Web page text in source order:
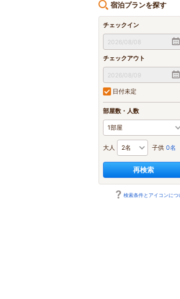
宿泊プランを探す
チェックイン
チェックアウト
日付未定
部屋数・人数
大人 子供 0名
再検索
検索条件とアイコンにつ
ク・アイスクリームを取り揃えております